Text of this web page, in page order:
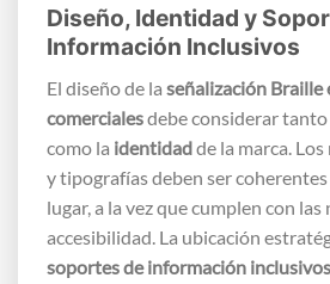
Diseño, Identidad y
Información Inclusivos
El diseño de la señalización Braille
comercialesdebe considerar
como la identidadde la marca.
y tipografías deben ser
lugar, a la vez que cumplen con
accesibilidad. La ubicación
soportes de información inclusivos